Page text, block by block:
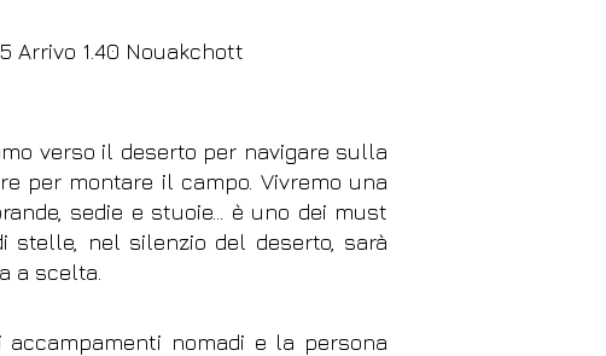
Arrivo 1.40 Nouakchott
verso il deserto per navigare sulla
per montare il campo. Vivremo una
sedie e stuoie… è uno dei must
stelle, nel silenzio del deserto, sarà
a scelta.
nomadi e la persona